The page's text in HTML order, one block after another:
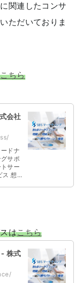
関連したコンサ
ただいておりま
こちら
会社
ドナ
サポ
サー
ス 想
はこちら
株式